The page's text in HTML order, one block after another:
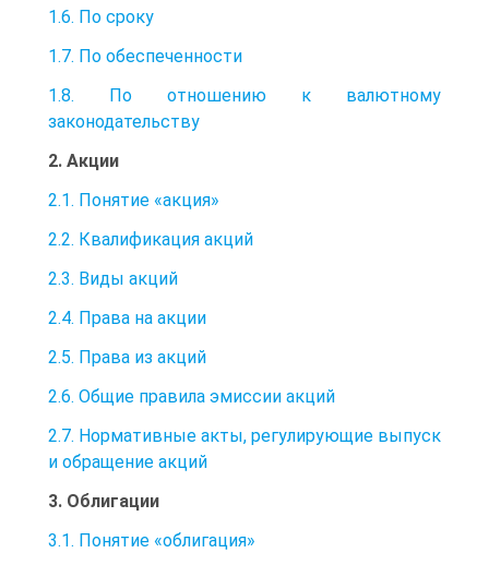
1.6. По сроку
1.7. По обеспеченности
1.8. По отношению к валютному
законодательству
2. Акции
2.1. Понятие «акция»
2.2. Квалификация акций
2.3. Виды акций
2.4. Права на акции
2.5. Права из акций
2.6. Общие правила эмиссии акций
2.7. Нормативные акты, регулирующие выпуск
и обращение акций
3. Облигации
3.1. Понятие «облигация»